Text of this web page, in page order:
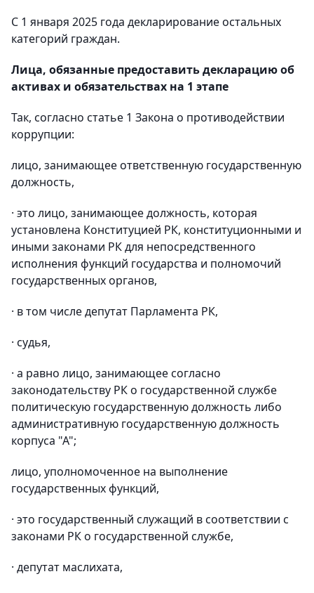
С 1 января 2025 года декларирование остальных
категорий граждан.
Лица, обязанные предоставить декларацию об
активах и обязательствах на 1 этапе
Так, согласно статье 1 Закона о противодействии
коррупции:
лицо, занимающее ответственную государственную
должность,
· это лицо, занимающее должность, которая
установлена Конституцией РК, конституционными и
иными законами РК для непосредственного
исполнения функций государства и полномочий
государственных органов,
· в том числе депутат Парламента РК,
· судья,
· а равно лицо, занимающее согласно
законодательству РК о государственной службе
политическую государственную должность либо
административную государственную должность
корпуса "А";
лицо, уполномоченное на выполнение
государственных функций,
· это государственный служащий в соответствии с
законами РК о государственной службе,
· депутат маслихата,